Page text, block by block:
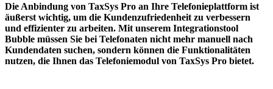
Die Anbindung von TaxSys Pro an Ihre Telefonieplattform ist
äußerst wichtig, um die Kundenzufriedenheit zu verbessern
und effizienter zu arbeiten. Mit unserem Integrationstool
Bubble müssen Sie bei Telefonaten nicht mehr manuell nach
Kundendaten suchen, sondern können die Funktionalitäten
nutzen, die Ihnen das Telefoniemodul von TaxSys Pro bietet.